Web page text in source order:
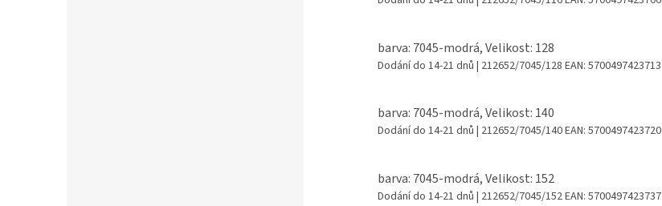
barva: 7045-modrá, Velikost: 128
Dodání do 14-21 dnů | 212652/7045/128 EAN: 5700497423713
barva: 7045-modrá, Velikost: 140
Dodání do 14-21 dnů | 212652/7045/140EAN: 5700497423720
barva: 7045-modrá, Velikost: 152
Dodání do 14-21 dnů | 212652/7045/152EAN: 5700497423737